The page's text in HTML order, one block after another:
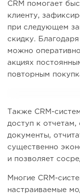
CRM помогает
клиенту,
при следующем
скидку.
можно
акциях
повторным
Также CRM-
доступ к
документы,
существенно
и позволяет
Многие CRM-
настраиваемые